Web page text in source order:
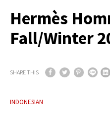
Hermès
Fall/Winter
SHARE THIS
INDONESIAN